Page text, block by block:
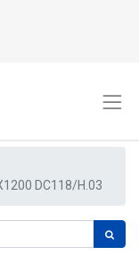
DC118/H.03